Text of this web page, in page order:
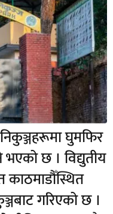
निकुञ्जहरूमा घुमफिर
भएको छ । विद्युतीय
गरिएको छ ।